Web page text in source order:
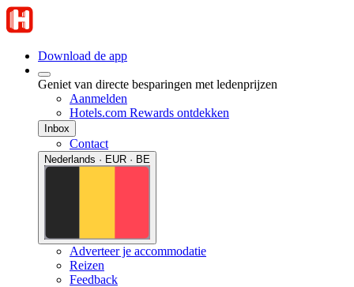
Download de app
Geniet van directe besparingen met ledenprijzen
Aanmelden
Hotels.com Rewards ontdekken
Inbox
Contact
Nederlands · EUR · BE
Adverteer je accommodatie
Reizen
Feedback